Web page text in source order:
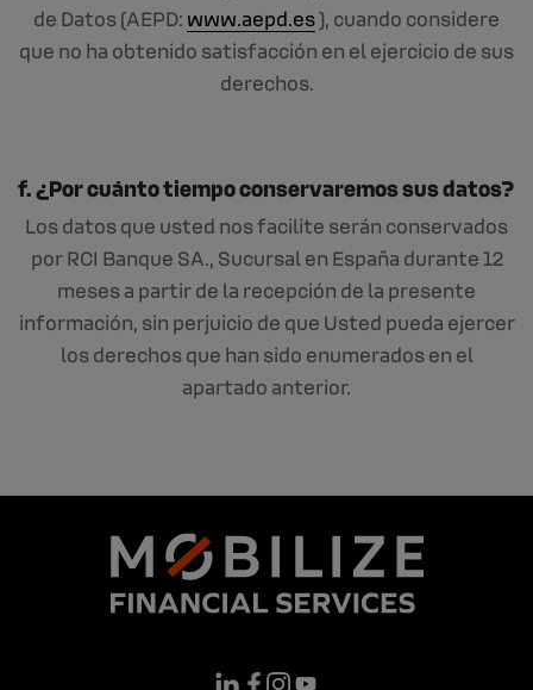
de Datos (AEPD: www.aepd.es), cuando considere
que no ha obtenido satisfacción en el ejercicio de sus
derechos.
f. ¿Por cuánto tiempo conservaremos sus datos?
Los datos que usted nos facilite serán conservados
por RCI Banque SA., Sucursal en España durante 12
meses a partir de la recepción de la presente
información, sin perjuicio de que Usted pueda ejercer
los derechos que han sido enumerados en el
apartado anterior.